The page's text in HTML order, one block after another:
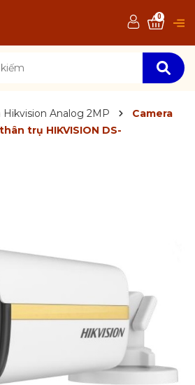
0
Hikvision Analog 2MP
Camera
trụ HIKVISION DS-